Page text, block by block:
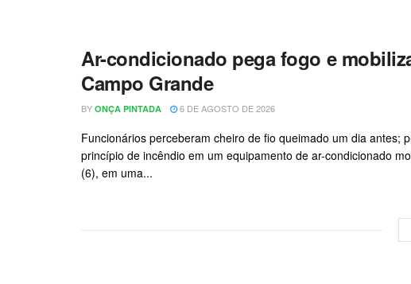
Ar-condicionado pega fogo e
Campo Grande
BY ONÇA PINTADA 6 DE AGOSTO DE 2026
Funcionários perceberam cheiro de fio queimado um dia
princípio de incêndio em um equipamento de ar-condicionado
(6), em uma...